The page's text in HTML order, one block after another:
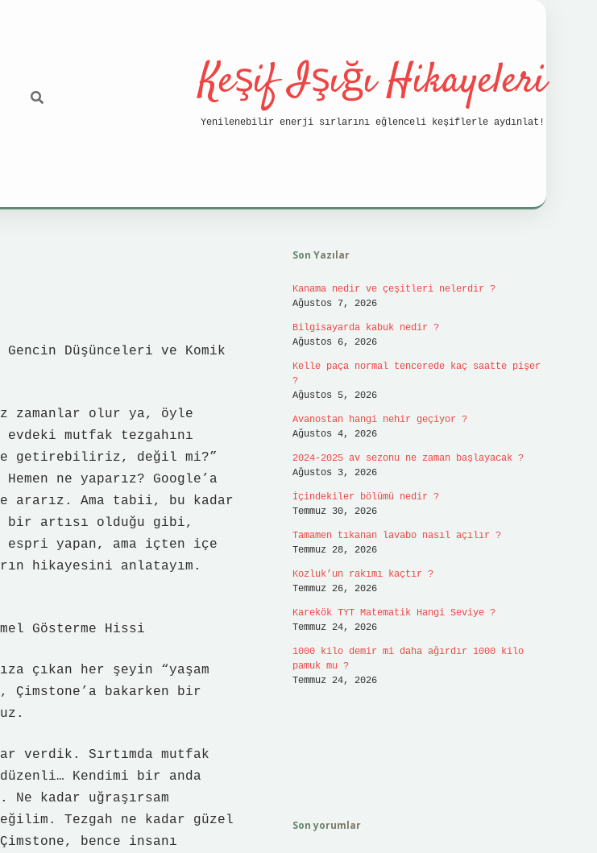
Keşif Işığı Hikayeleri
Yenilenebilir enerji sırlarını eğlenceli keşiflerle aydınlat!
Düşünceleri ve Komik
zamanlar olur ya, öyle
mutfak tezgahını
getirebiliriz, değil mi?”
ne yaparız? Google’a
ararız. Ama tabii, bu kadar
bir artısı olduğu gibi,
espri yapan, ama içten içe
hikayesini anlatayım.
Gösterme Hissi
çıkan her şeyin “yaşam
bakarken bir
verdik. Sırtımda mutfak
düzenli… Kendimi bir anda
Ne kadar uğraşırsam
Tezgah ne kadar güzel
bence insanı
Son Yazılar
Kanama nedir ve çeşitleri nelerdir ?
Ağustos 7, 2026
Bilgisayarda kabuk nedir ?
Ağustos 6, 2026
Kelle paça normal tencerede kaç saatte pişer
?
Ağustos 5, 2026
Avanostan hangi nehir geçiyor ?
Ağustos 4, 2026
2024-2025 av sezonu ne zaman başlayacak ?
Ağustos 3, 2026
İçindekiler bölümü nedir ?
Temmuz 30, 2026
Tamamen tıkanan lavabo nasıl açılır ?
Temmuz 28, 2026
Kozluk’un rakımı kaçtır ?
Temmuz 26, 2026
Karekök TYT Matematik Hangi Seviye ?
Temmuz 24, 2026
1000 kilo demir mi daha ağırdır 1000 kilo
pamuk mu ?
Temmuz 24, 2026
Son yorumlar